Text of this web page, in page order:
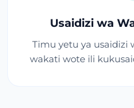
Usaidizi wa
Timu yetu ya usaidizi
wakati wote ili